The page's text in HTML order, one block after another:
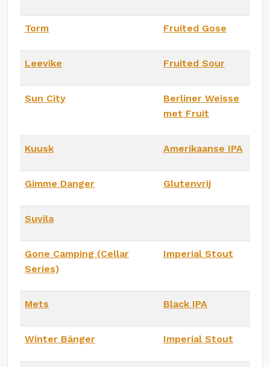
Torm Fruited Gose
Leevike Fruited Sour
Sun City
Berliner Weisse
met Fruit
Kuusk Amerikaanse IPA
Gimme Danger Glutenvrij
Suvila
Gone Camping (Cellar
Series)
Imperial Stout
Mets Black IPA
Winter Bänger Imperial Stout